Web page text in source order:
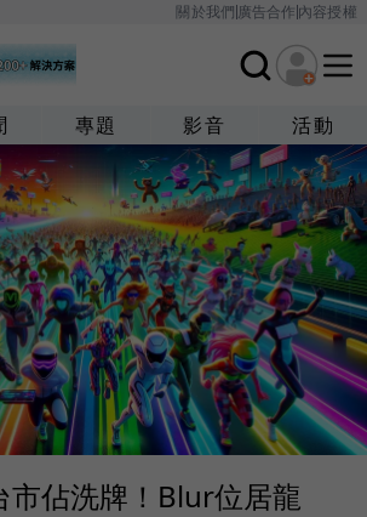
關於我們廣告合作內容授權
專題 影音 活動
市佔洗牌！Blur位居龍